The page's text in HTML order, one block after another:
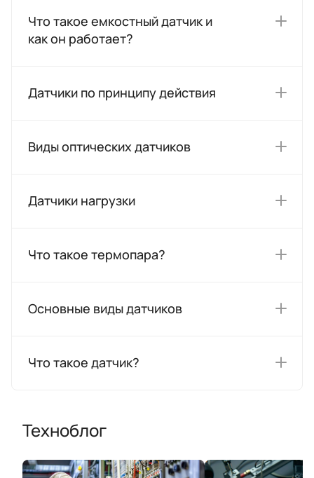
Что такое емкостный датчик и
как он работает?
Датчики по принципу действия
Виды оптических датчиков
Датчики нагрузки
Что такое термопара?
Основные виды датчиков
Что такое датчик?
Техноблог